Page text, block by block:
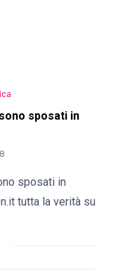
sposati in
sposati in
tutta la verità su